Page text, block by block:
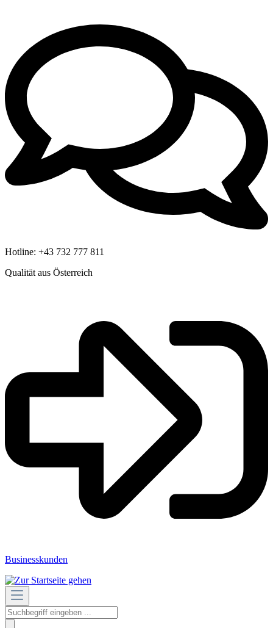
Hotline: +43 732 777 811
Qualität aus Österreich
Businesskunden